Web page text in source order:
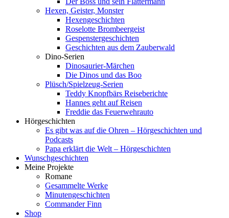
Hexen, Geister, Monster
Hexengeschichten
Roselotte Brombeergeist
Gespenstergeschichten
Geschichten aus dem Zauberwald
Dino-Serien
Dinosaurier-Märchen
Die Dinos und das Boo
Plüsch/Spielzeug-Serien
Teddy Knopfbärs Reiseberichte
Hannes geht auf Reisen
Freddie das Feuerwehrauto
Hörgeschichten
Es gibt was auf die Ohren – Hörgeschichten und
Podcasts
Papa erklärt die Welt – Hörgeschichten
Wunschgeschichten
Meine Projekte
Romane
Gesammelte Werke
Minutengeschichten
Commander Finn
Shop